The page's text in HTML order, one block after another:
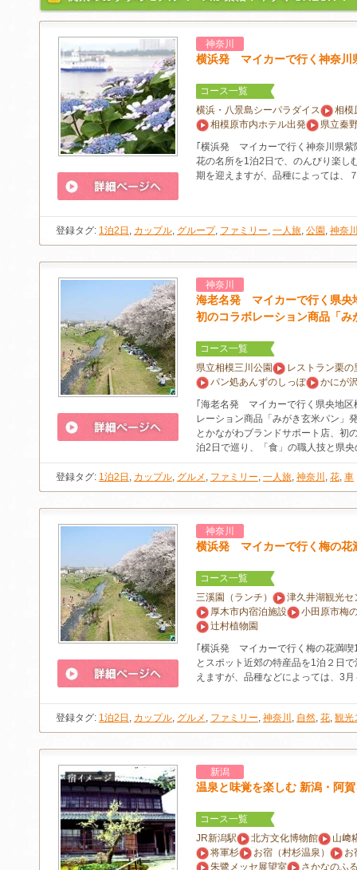
神奈川
横浜発 マイカーで行く神奈川
コース一覧
横浜・八景島シーパラダイス
相模
相模原市内ホテル出発
県立秦
｢横浜発 マイカーで行く神奈川県紫
花の名所を1泊2日で、のんびり楽し
期を迎えますが、品種によっては、
登録タグ: 1泊2日 , カップル, グループ, ファミリー, 一人旅, 公園 , 神奈
神奈川
海老名発 マイカーで行く県央
初のコラボレーション商品「
コース一覧
県立相模三川公園
レストラン栗の
パン処あんずのしっぽ
かにが
｢海老名発 マイカーで行く県央地区
レーション商品「みがき玄米パン」
とかながわブランドサポート店、初
泊2日で巡り、「食」の職人技と県
登録タグ: 1泊2日 , カップル, グルメ , ファミリー, 一人旅, 神奈川 , 花, 車
神奈川
横浜発 マイカーで行く梅の花
コース一覧
三溪園（ランチ）
津久井湖観光セ
厚木市内宿泊施設
小田原市梅
辻村植物園
｢横浜発 マイカーで行く梅の花満喫
とスポット近郊の特産品を1泊２日
えますが、品種などによっては、3
登録タグ: 1泊2日 , カップル, グルメ , ファミリー, 神奈川 , 自然, 花, 観光
新潟
温泉と味覚を楽しむ 新潟・阿
コース一覧
JR新潟駅
北方文化博物館
山﨑
将軍杉
お宿（村杉温泉）
お
朱鷺メッセ展望室
さかなのふ